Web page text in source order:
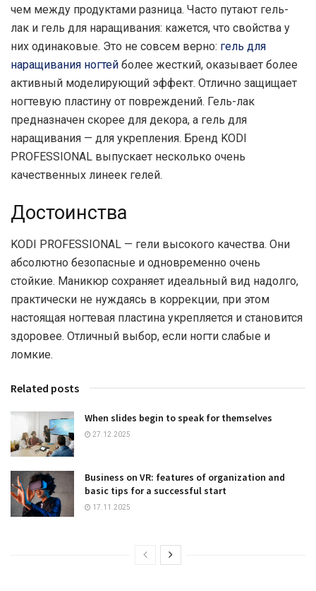
чем между продуктами разница. Часто путают гель-
лак и гель для наращивания: кажется, что свойства у
них одинаковые. Это не совсем верно: гель для
наращивания ногтей более жесткий, оказывает более
активный моделирующий эффект. Отлично защищает
ногтевую пластину от повреждений. Гель-лак
предназначен скорее для декора, а гель для
наращивания — для укрепления. Бренд KODI
PROFESSIONAL выпускает несколько очень
качественных линеек гелей.
Достоинства
KODI PROFESSIONAL — гели высокого качества. Они
абсолютно безопасные и одновременно очень
стойкие. Маникюр сохраняет идеальный вид надолго,
практически не нуждаясь в коррекции, при этом
настоящая ногтевая пластина укрепляется и становится
здоровее. Отличный выбор, если ногти слабые и
ломкие.
Related posts
When slides begin to speak for themselves
27.12.2025
Business on VR: features of organization and
basic tips for a successful start
17.11.2025